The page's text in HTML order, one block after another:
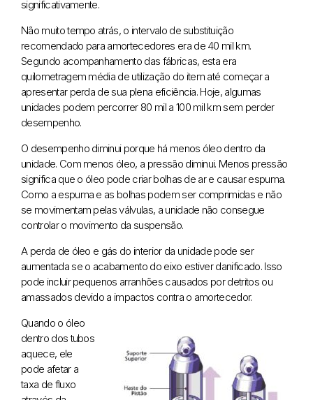
significativamente.
Não muito tempo atrás, o intervalo de substituição
recomendado para amortecedores era de 40 mil km.
Segundo acompanhamento das fábricas, esta era
quilometragem média de utilização do item até começar a
apresentar perda de sua plena eficiência. Hoje, algumas
unidades podem percorrer 80 mil a 100 mil km sem perder
desempenho.
O desempenho diminui porque há menos óleo dentro da
unidade. Com menos óleo, a pressão diminui. Menos pressão
significa que o óleo pode criar bolhas de ar e causar espuma.
Como a espuma e as bolhas podem ser comprimidas e não
se movimentam pelas válvulas, a unidade não consegue
controlar o movimento da suspensão.
A perda de óleo e gás do interior da unidade pode ser
aumentada se o acabamento do eixo estiver danificado. Isso
pode incluir pequenos arranhões causados ​​por detritos ou
amassados ​​devido a impactos contra o amortecedor.
Quando o óleo
dentro dos tubos
aquece, ele
pode afetar a
taxa de fluxo